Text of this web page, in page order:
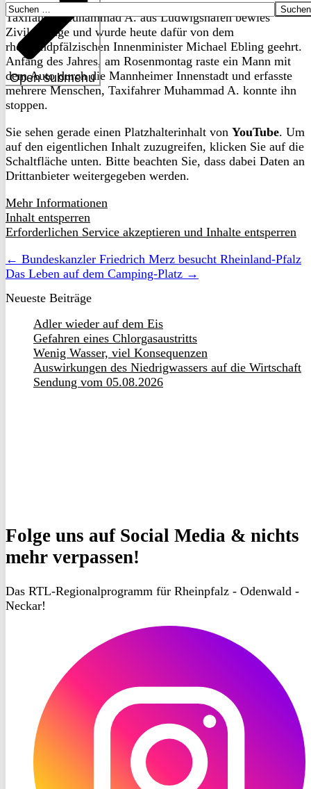
Open submenu
Suchen
nach:
Taxifahrer Muhammad A. aus Ludwigshafen bewies
Zivilcourage und wurde heute dafür von dem
rheinlandpfälzischen Innenminister Michael Ebling geehrt.
Anfang des Jahres, am Rosenmontag raste ein Mann mit
dem Auto durch die Mannheimer Innenstadt und erfasste
mehrere Menschen, Taxifahrer Muhammad A. konnte ihn
stoppen.
Sie sehen gerade einen Platzhalterinhalt von YouTube. Um
auf den eigentlichen Inhalt zuzugreifen, klicken Sie auf die
Schaltfläche unten. Bitte beachten Sie, dass dabei Daten an
Drittanbieter weitergegeben werden.
Mehr Informationen
Inhalt entsperren
Erforderlichen Service akzeptieren und Inhalte entsperren
← Bundeskanzler Friedrich Merz besucht Rheinland-Pfalz
Das Leben auf dem Camping-Platz →
Neueste Beiträge
Adler wieder auf dem Eis
Gefahren eines Chlorgasaustritts
Wenig Wasser, viel Konsequenzen
Auswirkungen des Niedrigwassers auf die Wirtschaft
Sendung vom 05.08.2026
Folge uns auf Social Media & nichts
mehr verpassen!
Das RTL-Regionalprogramm für Rheinpfalz - Odenwald -
Neckar!
Instagram